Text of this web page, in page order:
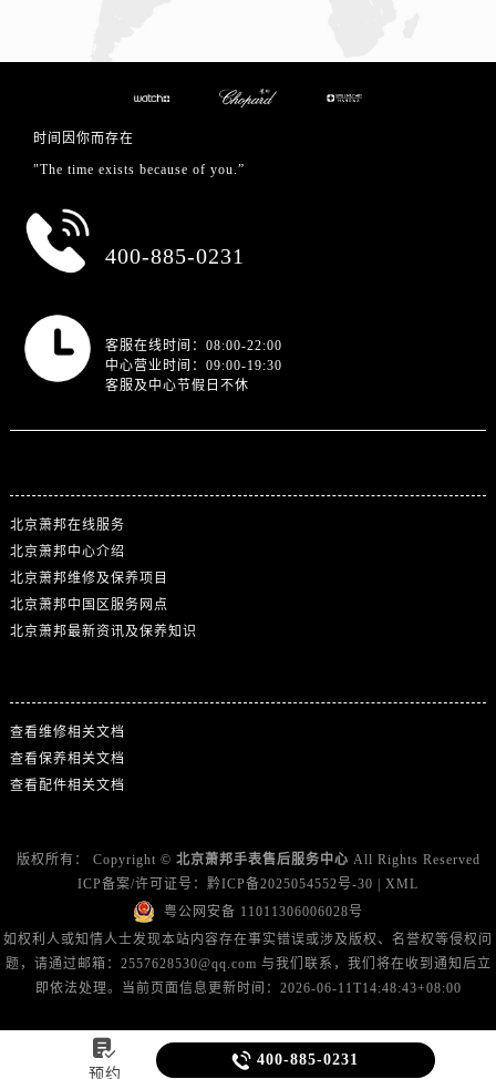
时间因你而存在
"The time exists because of you.”
400-885-0231
客服在线时间：08:00-22:00
中心营业时间：09:00-19:30
客服及中心节假日不休
北京萧邦在线服务
北京萧邦中心介绍
北京萧邦维修及保养项目
北京萧邦中国区服务网点
北京萧邦最新资讯及保养知识
查看维修相关文档
查看保养相关文档
查看配件相关文档
版权所有： Copyright © 北京萧邦手表售后服务中心 All Rights Reserved
ICP备案/许可证号： 黔ICP备2025054552号-30
XML
粤公网安备 11011306006028号
如权利人或知情人士发现本站内容存在事实错误或涉及版权、名誉权等侵权问
题，请通过邮箱：2557628530@qq.com 与我们联系，我们将在收到通知后立
即依法处理。当前页面信息更新时间：2026-06-11T14:48:43+08:00

预约
 400-885-0231